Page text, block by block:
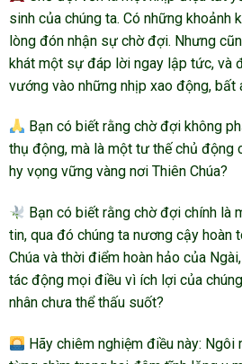
sinh của chúng ta. Có những khoảnh
lòng đón nhận sự chờ đợi. Nhưng
khát một sự đáp lời ngay lập tức, và
vướng vào những nhịp xao động, bất
Bạn có biết rằng chờ đợi không
thụ động, mà là một tư thế chủ động
hy vọng vững vàng nơi Thiên Chúa?
Bạn có biết rằng chờ đợi chính là
tin, qua đó chúng ta nương cậy hoàn
Chúa và thời điểm hoàn hảo của
tác động mọi điều vì ích lợi của
nhân chưa thể thấu suốt?
Hãy chiêm nghiệm điều này: Ngôi